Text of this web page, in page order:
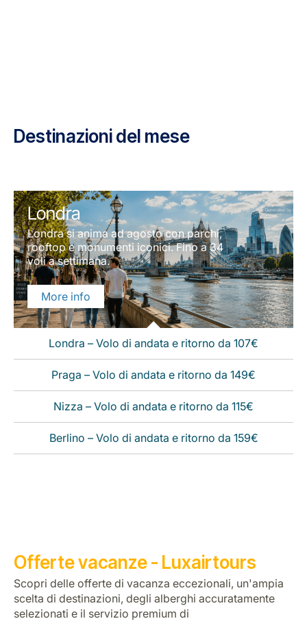
Destinazioni del mese
Londra
Londra si anima ad agosto con parchi,
rooftop e monumenti iconici. Fino a 34
voli a settimana.
More info
Londra – Volo di andata e ritorno da 107€
Praga – Volo di andata e ritorno da 149€
Nizza – Volo di andata e ritorno da 115€
Berlino – Volo di andata e ritorno da 159€
Offerte vacanze - Luxairtours
Scopri delle offerte di vacanza eccezionali, un'ampia
scelta di destinazioni, degli alberghi accuratamente
selezionati e il servizio premium di